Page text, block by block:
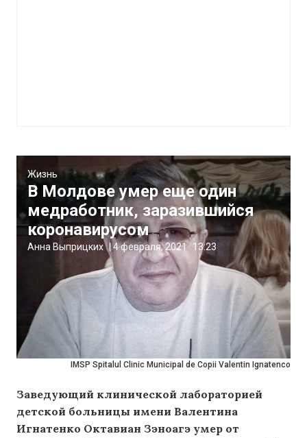
IMSP Spitalul Clinic Municipal de Copii Valentin Ignatenco
Жизнь
В Молдове умер еще один
медработник, заразившийся
коронавирусом
Анна Выприцких |4 февраля, 2021 13:23
Заведующий клинической лабораторией
детской больницы имени Валентина
Игнатенко Октавиан Зэноагэ умер от